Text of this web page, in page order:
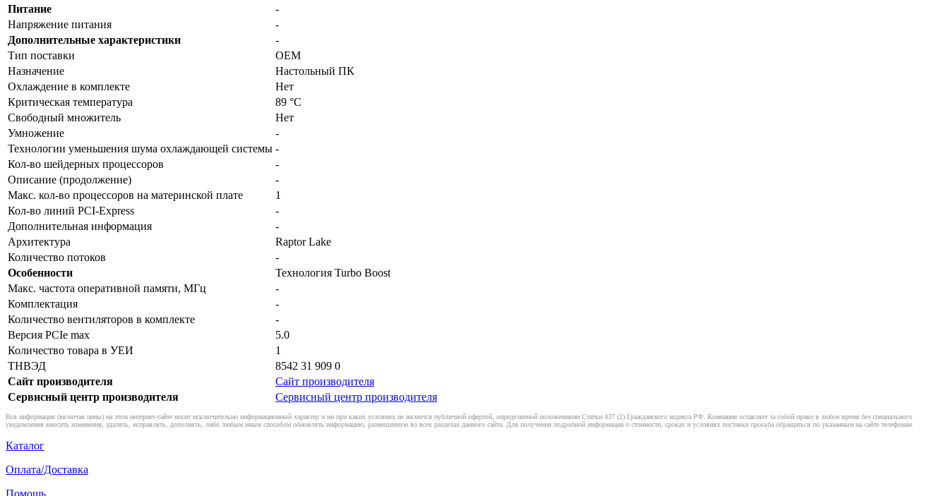
Питание
-
Напряжение питания
-
Дополнительные характеристики
-
Тип поставки
OEM
Назначение
Настольный ПК
Охлаждение в комплекте
Нет
Критическая температура
89 °C
Свободный множитель
Нет
Умножение
-
Технологии уменьшения шума охлаждающей системы -
Кол-во шейдерных процессоров
-
Описание (продолжение)
-
Макс. кол-во процессоров на материнской плате
1
Кол-во линий PCI-Express
-
Дополнительная информация
-
Архитектура
Raptor Lake
Количество потоков
-
Особенности
Технология Turbo Boost
Макс. частота оперативной памяти, МГц
-
Комплектация
-
Количество вентиляторов в комплекте
-
Версия PCIe max
5.0
Количество товара в УЕИ
1
ТНВЭД
8542 31 909 0
Сайт производителя
Сайт производителя
Сервисный центр производителя
Сервисный центр производителя
Вся информация (включая цены) на этом интернет-сайте носит исключительно информационный характер и ни при каких условиях не является публичной офертой, определяемой положениями Статьи 437 (2) Гражданского кодекса РФ. Компания оставляет за собой право в любое время без специального
уведомления вносить изменения, удалять, исправлять, дополнять, либо любым иным способом обновлять информацию, размещенную во всех разделах данного сайта. Для получения подробной информации о стоимости, сроках и условиях поставки просьба обращаться по указанным на сайте телефонам.
Каталог
Оплата/Доставка
Помощь